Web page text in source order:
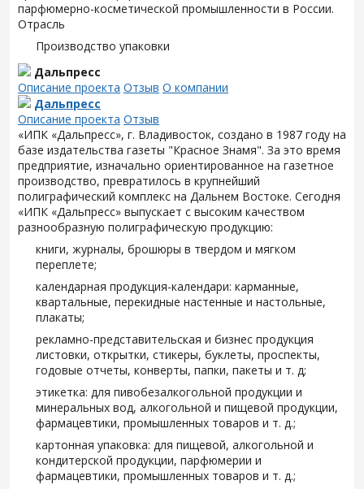
парфюмерно-косметической промышленности в России.
Отрасль
Производство упаковки
Дальпресс
Описание проекта Отзыв О компании
Дальпресс
Описание проекта Отзыв
«ИПК «Дальпресс», г. Владивосток, создано в 1987 году на
базе издательства газеты "Красное Знамя". За это время
предприятие, изначально ориентированное на газетное
производство, превратилось в крупнейший
полиграфический комплекс на Дальнем Востоке. Сегодня
«ИПК «Дальпресс» выпускает с высоким качеством
разнообразную полиграфическую продукцию:
книги, журналы, брошюры в твердом и мягком
переплете;
календарная продукция-календари: карманные,
квартальные, перекидные настенные и настольные,
плакаты;
рекламно-представительская и бизнес продукция
листовки, открытки, стикеры, буклеты, проспекты,
годовые отчеты, конверты, папки, пакеты и т. д;
этикетка: для пивобезалкогольной продукции и
минеральных вод, алкогольной и пищевой продукции,
фармацевтики, промышленных товаров и т. д.;
картонная упаковка: для пищевой, алкогольной и
кондитерской продукции, парфюмерии и
фармацевтики, промышленных товаров и т. д.;